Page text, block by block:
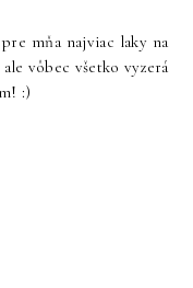
mňa najviac laky na
vôbec všetko vyzerá
:)